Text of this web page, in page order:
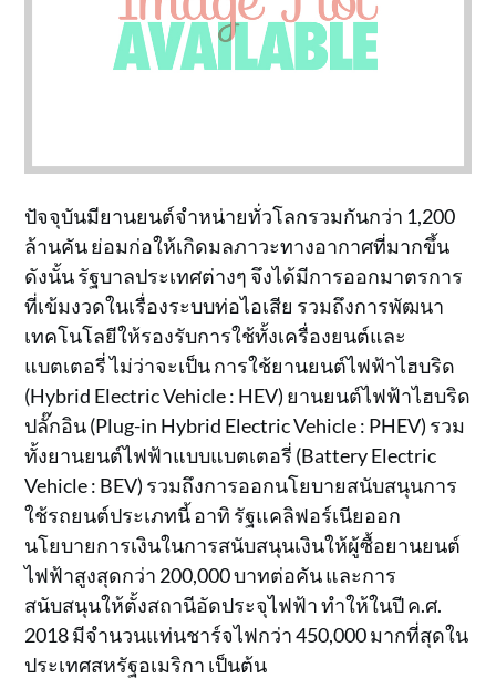
ปัจจุบันมียานยนต์จำหน่ายทั่วโลกรวมกันกว่า 1,200
ล้านคัน ย่อมก่อให้เกิดมลภาวะทางอากาศที่มากขึ้น
ดังนั้น รัฐบาลประเทศต่างๆ จึงได้มีการออกมาตรการ
ที่เข้มงวดในเรื่องระบบท่อไอเสีย รวมถึงการพัฒนา
เทคโนโลยีให้รองรับการใช้ทั้งเครื่องยนต์และ
แบตเตอรี่ ไม่ว่าจะเป็น การใช้ยานยนต์ไฟฟ้าไฮบริด
(Hybrid Electric Vehicle : HEV) ยานยนต์ไฟฟ้าไฮบริด
ปลั๊กอิน (Plug-in Hybrid Electric Vehicle : PHEV) รวม
ทั้งยานยนต์ไฟฟ้าแบบแบตเตอรี่ (Battery Electric
Vehicle : BEV) รวมถึงการออกนโยบายสนับสนุนการ
ใช้รถยนต์ประเภทนี้ อาทิ รัฐแคลิฟอร์เนียออก
นโยบายการเงินในการสนับสนุนเงินให้ผู้ซื้อยานยนต์
ไฟฟ้าสูงสุดกว่า 200,000 บาทต่อคัน และการ
สนับสนุนให้ตั้งสถานีอัดประจุไฟฟ้า ทำให้ในปี ค.ศ.
2018 มีจำนวนแท่นชาร์จไฟกว่า 450,000 มากที่สุดใน
ประเทศสหรัฐอเมริกา เป็นต้น